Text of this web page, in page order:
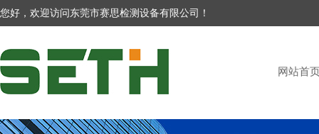
您好，欢迎访问东莞市赛思检测设备有限公司！
网站首